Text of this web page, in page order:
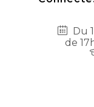
Du
de